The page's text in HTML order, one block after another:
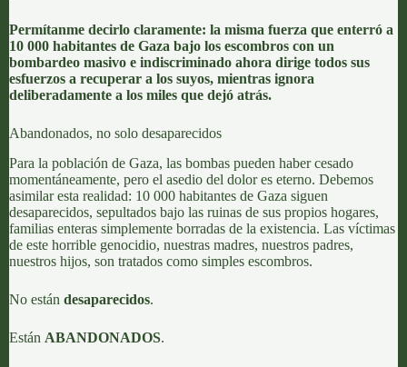
Permítanme decirlo claramente: la misma fuerza que enterró a
10 000 habitantes de Gaza bajo los escombros con un
bombardeo masivo e indiscriminado ahora dirige todos sus
esfuerzos a recuperar a los suyos, mientras ignora
deliberadamente a los miles que dejó atrás.
Abandonados, no solo desaparecidos
Para la población de Gaza, las bombas pueden haber cesado
momentáneamente, pero el asedio del dolor es eterno. Debemos
asimilar esta realidad: 10 000 habitantes de Gaza siguen
desaparecidos, sepultados bajo las ruinas de sus propios hogares,
familias enteras simplemente borradas de la existencia. Las víctimas
de este horrible genocidio, nuestras madres, nuestros padres,
nuestros hijos, son tratados como simples escombros.
No están desaparecidos.
Están ABANDONADOS.